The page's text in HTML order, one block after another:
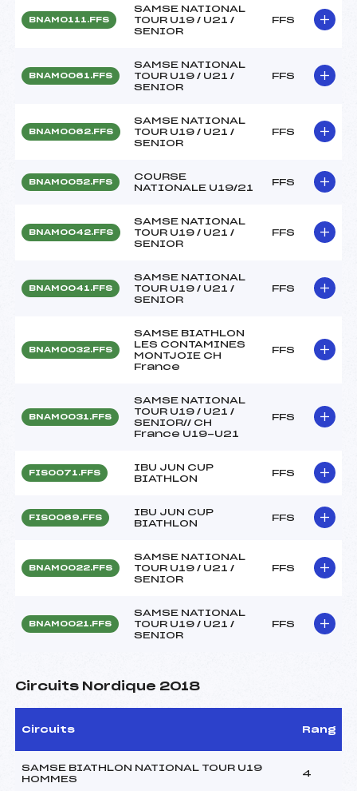
BNAM0111.FFS
SAMSE NATIONAL
TOUR U19 / U21 /
SENIOR
FFS
BNAM0061.FFS
SAMSE NATIONAL
TOUR U19 / U21 /
SENIOR
FFS
BNAM0062.FFS
SAMSE NATIONAL
TOUR U19 / U21 /
SENIOR
FFS
BNAM0052.FFS
COURSE
NATIONALE U19/21
FFS
BNAM0042.FFS
SAMSE NATIONAL
TOUR U19 / U21 /
SENIOR
FFS
BNAM0041.FFS
SAMSE NATIONAL
TOUR U19 / U21 /
SENIOR
FFS
BNAM0032.FFS
SAMSE BIATHLON
LES CONTAMINES
MONTJOIE CH
France
FFS
BNAM0031.FFS
SAMSE NATIONAL
TOUR U19 / U21 /
SENIOR// CH
France U19-U21
FFS
FIS0071.FFS
IBU JUN CUP
BIATHLON
FFS
FIS0069.FFS
IBU JUN CUP
BIATHLON
FFS
BNAM0022.FFS
SAMSE NATIONAL
TOUR U19 / U21 /
SENIOR
FFS
BNAM0021.FFS
SAMSE NATIONAL
TOUR U19 / U21 /
SENIOR
FFS
Circuits Nordique 2018
Circuits Rang
SAMSE BIATHLON NATIONAL TOUR U19
HOMMES
4